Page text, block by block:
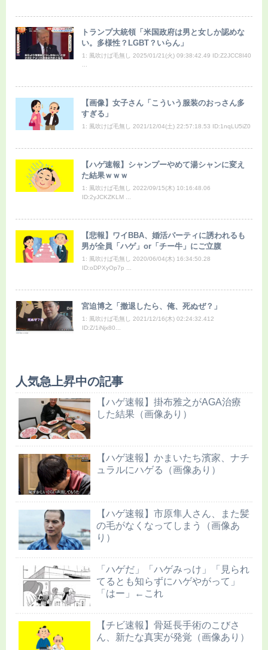
トランプ大統領「米国政府は男と女しか認めな
い。多様性？LGBT？いらん」
1: 風吹けば毛無し 2025/01/21(火) 09:38:42.49 ID:Z2JCC8I40
【画像】女子さん「こういう服装のおっさん多
すぎる」
1: 風吹けば毛無し 2021/12/04(土) 22:57:18.53 ID:1nqLU5iZ0
【ハゲ速報】シャンプーやめて湯シャンに変え
た結果ｗｗｗ
1: 風吹けば毛無し 2022/09/15(木) 10:16:48.06
ID:2yJCKZKLM ...
【悲報】ワイBBA、婚活パーティに誘われるも
男が全員「ハゲ」or「チー牛」にご立腹
1: 風吹けば毛無し 2020/06/04(木) 16:34:50.28
ID:oDPXyOp7p ...
宮迫博之「撤退したら、俺、死ぬぜ？」
1: 風吹けば毛無し 2021/12/16(木) 02:24:32.412
ID:Z/1iNjx80...
人気急上昇中の記事
【ハゲ速報】掛布雅之がAGA治療
した結果（画像あり）
【ハゲ速報】かまいたち濱家、ナチ
ュラルにハゲる（画像あり）
【ハゲ速報】市原隼人さん、また髪
の毛がなくなってしまう（画像あ
り）
「ハゲだ」「ハゲみっけ」「見られ
てるとも知らずにハゲやがって」
「はー」←これ
【チビ速報】骨延長手術のこびさ
ん、新たな真実が発覚（画像あり）